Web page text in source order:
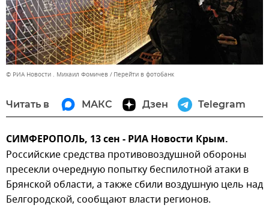
© РИА Новости . Михаил Фомичев Перейти в фотобанк
Читать в МАКС Дзен Telegram
СИМФЕРОПОЛЬ, 13 сен - РИА Новости Крым.
Российские средства противовоздушной обороны
пресекли очередную попытку беспилотной атаки в
Брянской области, а также сбили воздушную цель над
Белгородской, сообщают власти регионов.